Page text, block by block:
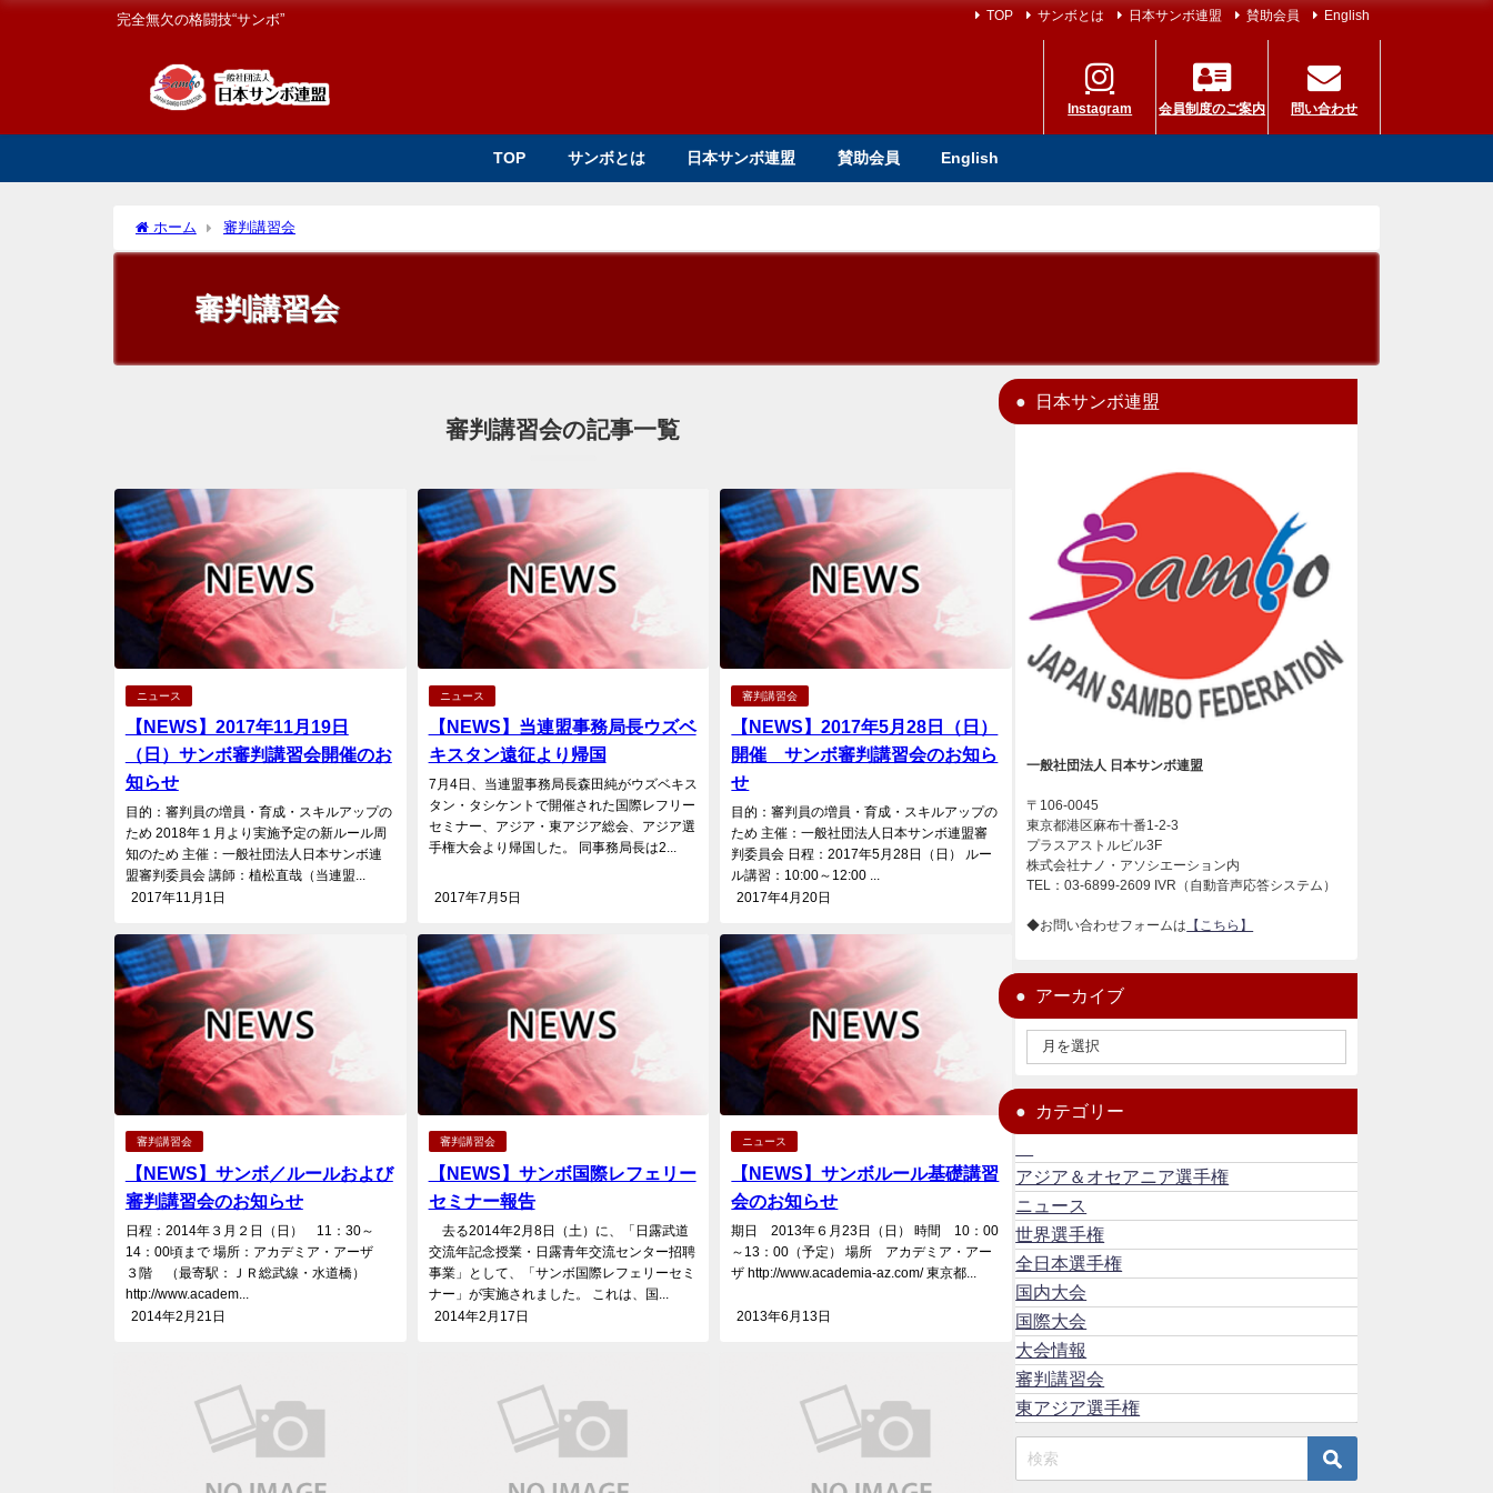
完全無欠の格闘技“サンボ” TOP サンボとは 日本サンボ連盟 賛助会員 English
Instagram 会員制度のご案内 問い合わせ
TOP サンボとは 日本サンボ連盟 賛助会員 English
ホーム 審判講習会
審判講習会
審判講習会の記事一覧
ニュース
【NEWS】2017年11月19日
（日）サンボ審判講習会開催のお
知らせ
目的：審判員の増員・育成・スキルアップの
ため 2018年１月より実施予定の新ルール周
知のため 主催：一般社団法人日本サンボ連
盟審判委員会 講師：植松直哉（当連盟...
2017年11月1日
ニュース
【NEWS】当連盟事務局長ウズベ
キスタン遠征より帰国
7月4日、当連盟事務局長森田純がウズベキス
タン・タシケントで開催された国際レフリー
セミナー、アジア・東アジア総会、アジア選
手権大会より帰国した。 同事務局長は2...
2017年7月5日
審判講習会
【NEWS】2017年5月28日（日）
開催 サンボ審判講習会のお知ら
せ
目的：審判員の増員・育成・スキルアップの
ため 主催：一般社団法人日本サンボ連盟審
判委員会 日程：2017年5月28日（日） ルー
ル講習：10:00～12:00 ...
2017年4月20日
審判講習会
【NEWS】サンボ／ルールおよび
審判講習会のお知らせ
日程：2014年３月２日（日） 11：30～
14：00頃まで 場所：アカデミア・アーザ
３階 （最寄駅：ＪＲ総武線・水道橋）
http://www.academ...
2014年2月21日
審判講習会
【NEWS】サンボ国際レフェリー
セミナー報告
去る2014年2月8日（土）に、「日露武道
交流年記念授業・日露青年交流センター招聘
事業」として、「サンボ国際レフェリーセミ
ナー」が実施されました。 これは、国...
2014年2月17日
ニュース
【NEWS】サンボルール基礎講習
会のお知らせ
期日 2013年６月23日（日） 時間 10：00
～13：00（予定） 場所 アカデミア・アー
ザ http://www.academia-az.com/ 東京都...
2013年6月13日
日本サンボ連盟
一般社団法人 日本サンボ連盟
〒106-0045
東京都港区麻布十番1-2-3
プラスアストルビル3F
株式会社ナノ・アソシエーション内
TEL：03-6899-2609 IVR（自動音声応答システム）
◆お問い合わせフォームは 【こちら】
アーカイブ
カテゴリー
アジア＆オセアニア選手権
ニュース
世界選手権
全日本選手権
国内大会
国際大会
大会情報
審判講習会
東アジア選手権